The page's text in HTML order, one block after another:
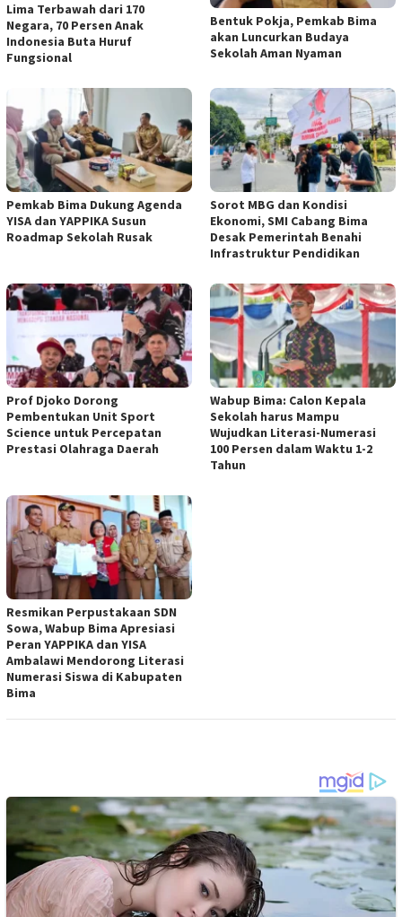
Lima Terbawah dari 170
Negara, 70 Persen Anak
Indonesia Buta Huruf
Fungsional
Bentuk Pokja, Pemkab Bima
akan Luncurkan Budaya
Sekolah Aman Nyaman
Pemkab Bima Dukung Agenda
YISA dan YAPPIKA Susun
Roadmap Sekolah Rusak
Sorot MBG dan Kondisi
Ekonomi, SMI Cabang Bima
Desak Pemerintah Benahi
Infrastruktur Pendidikan
Prof Djoko Dorong
Pembentukan Unit Sport
Science untuk Percepatan
Prestasi Olahraga Daerah
Wabup Bima: Calon Kepala
Sekolah harus Mampu
Wujudkan Literasi-Numerasi
100 Persen dalam Waktu 1-2
Tahun
Resmikan Perpustakaan SDN
Sowa, Wabup Bima Apresiasi
Peran YAPPIKA dan YISA
Ambalawi Mendorong Literasi
Numerasi Siswa di Kabupaten
Bima